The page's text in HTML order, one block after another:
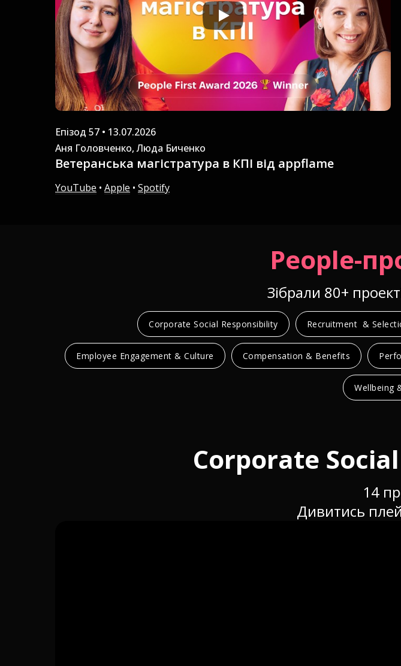
Епізод 57 • 13.07.2026
Аня Головченко, Люда Биченко
Ветеранська магістратура в КПІ від appflame
YouTube • Apple • Spotify
People-
Зібрали 80+
Corporate Social Responsibility Recruitment &
Employee Engagement & Culture Compensation & Benefits
Wellbeing
Corporate
14
Дивитись